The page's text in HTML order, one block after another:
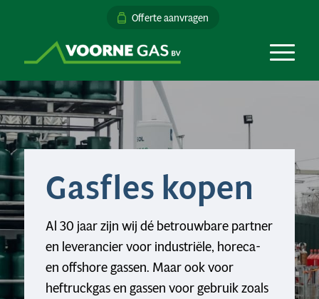
Offerte aanvragen
Gasfles kopen
Al 30 jaar zijn wij dé betrouwbare partner
en leverancier voor industriële, horeca-
en offshore gassen. Maar ook voor
heftruckgas en gassen voor gebruik zoals